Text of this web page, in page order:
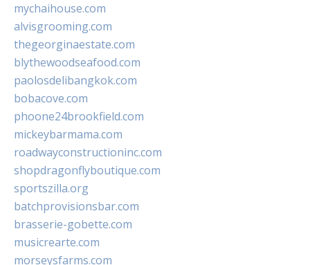
mychaihouse.com
alvisgrooming.com
thegeorginaestate.com
blythewoodseafood.com
paolosdelibangkok.com
bobacove.com
phoone24brookfield.com
mickeybarmama.com
roadwayconstructioninc.com
shopdragonflyboutique.com
sportszilla.org
batchprovisionsbar.com
brasserie-gobette.com
musicrearte.com
morseysfarms.com